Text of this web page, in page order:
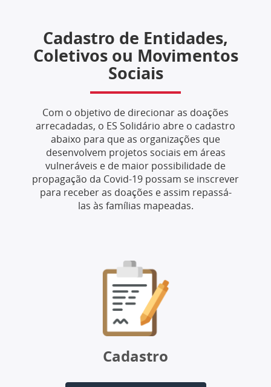
Cadastro de Entidades,
Coletivos ou Movimentos
Sociais
Com o objetivo de direcionar as doações
arrecadadas, o ES Solidário abre o cadastro
abaixo para que as organizações que
desenvolvem projetos sociais em áreas
vulneráveis e de maior possibilidade de
propagação da Covid-19 possam se inscrever
para receber as doações e assim repassá-
las às famílias mapeadas.
Cadastro